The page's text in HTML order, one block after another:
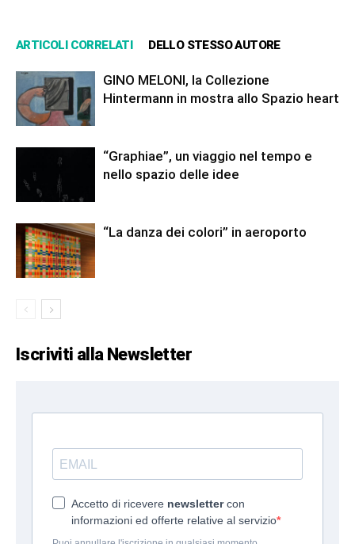
ARTICOLI CORRELATI DELLO STESSO AUTORE
GINO MELONI, la Collezione
Hintermann in mostra allo Spazio heart
“Graphiae”, un viaggio nel tempo e
nello spazio delle idee
“La danza dei colori” in aeroporto
Iscriviti alla Newsletter